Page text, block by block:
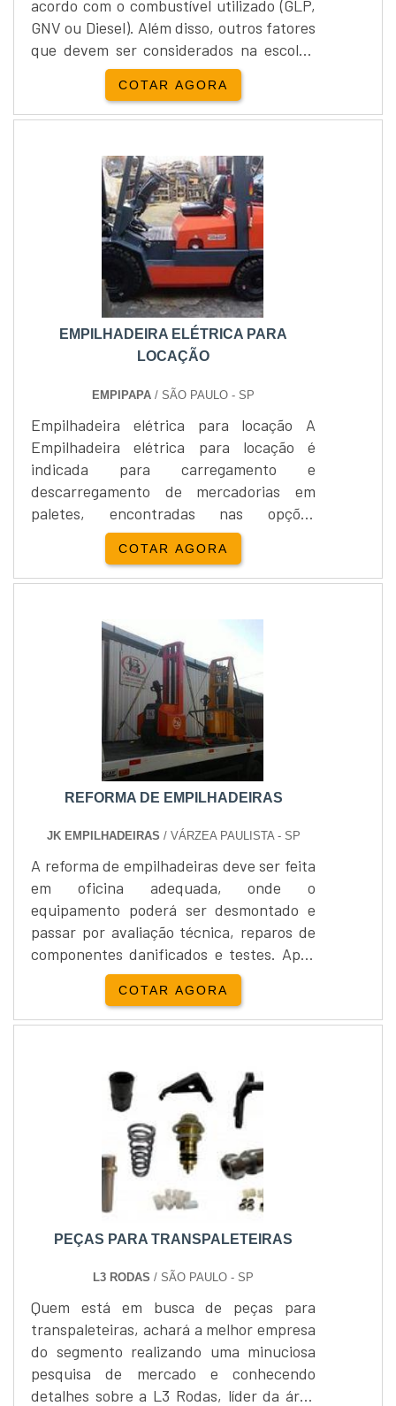
acordo com o combustível utilizado (GLP,
GNV ou Diesel). Além disso, outros fatores
que devem ser considerados na escolha
do combustível a ser utilizado na
empilhadeira são a facilidade para
abastecimento e o local de operação.A
GLP é indicada para operações em locais
aberto podendo ser utilizadas em locais
cobertos, devido a sua baixa....
COTAR AGORA
EMPILHADEIRA ELÉTRICA PARA
LOCAÇÃO
EMPIPAPA / SÃO PAULO - SP
Empilhadeira elétrica para locação A
Empilhadeira elétrica para locação é
indicada para carregamento e
descarregamento de mercadorias em
paletes, encontradas nas opções
mecânicas e automáticas para atender as
mais variadas aplicações.As
empilhadeiras elétricas são movidas a
que possibilita manobras em seu próprio
eixo. Um item importante é sua operação
silenciosa, com a Empilhadeira elétrica
para locaçã....
COTAR AGORA
REFORMA DE EMPILHADEIRAS
JK EMPILHADEIRAS / VÁRZEA PAULISTA - SP
A reforma de empilhadeiras deve ser feita
em oficina adequada, onde o
equipamento poderá ser desmontado e
passar por avaliação técnica, reparos de
componentes danificados e testes. Após
avaliação técnica, o equipamento pode
ser desmontado completamente e ter
componentes com problemas substituídos
realizadosO serviço de reforma em
empilhadeiras pode ser feito em
empilhadeiras elé....
COTAR AGORA
PEÇAS PARA TRANSPALETEIRAS
L3 RODAS / SÃO PAULO - SP
Quem está em busca de peças para
transpaleteiras, achará a melhor empresa
do segmento realizando uma minuciosa
pesquisa de mercado e conhecendo
detalhes sobre a L3 Rodas, líder da área